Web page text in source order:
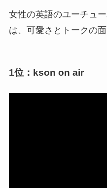
女性の英語のユーチュ
は、可愛さとトークの面
1位：kson on air